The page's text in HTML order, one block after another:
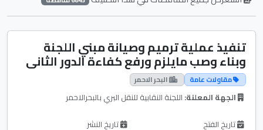
تنفيذ عملية ترميم وصيانة مبني اللجنة
وبناء وصب مايلزم ورفع كفاءة الدور الثانى
مقاولات عامة البحر الاحمر
الجهة المعلنة: اللجنة النقابية للنقل البري بالبحرالاحمر
تاريخ الفتح
تاريخ النشر